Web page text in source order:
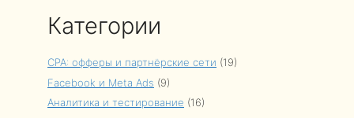
Категории
CPA: офферы и партнёрские сети (19)
Facebook и Meta Ads (9)
Аналитика и тестирование (16)